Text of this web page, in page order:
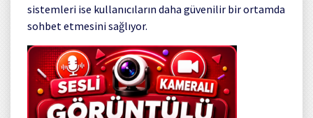
sistemleri ise kullanıcıların daha güvenilir bir ortamda
sohbet etmesini sağlıyor.